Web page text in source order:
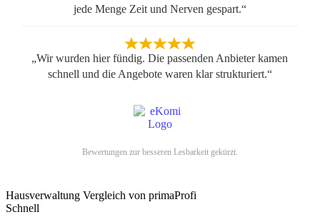
jede Menge Zeit und Nerven gespart.“
„Wir wurden hier fündig. Die passenden Anbieter kamen
schnell und die Angebote waren klar strukturiert.“
Bewertungen zur besseren Lesbarkeit gekürzt.
Hausverwaltung Vergleich von primaProfi
Schnell